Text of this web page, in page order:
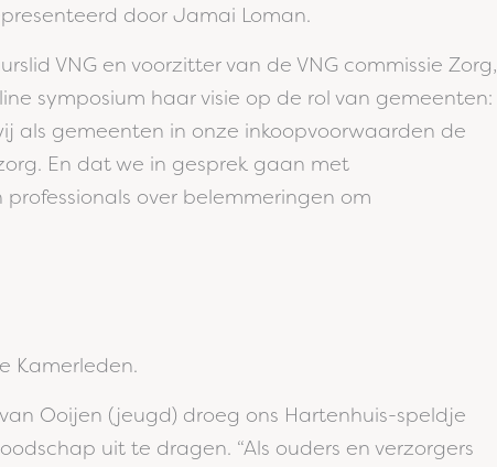
door Jamai Loman.
VNG en voorzitter van de VNG commissie Zorg,
symposium haar visie op de rol van gemeenten:
als gemeenten in onze inkoopvoorwaarden de
En dat we in gesprek gaan met
over belemmeringen om
Kamerleden.
Ooijen (jeugd) droeg ons Hartenhuis-speldje
uit te dragen. “Als ouders en verzorgers